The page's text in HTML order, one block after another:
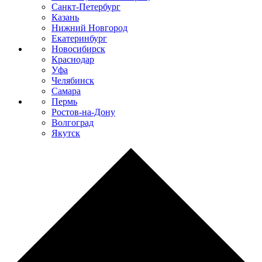
Санкт-Петербург
Казань
Нижний Новгород
Екатеринбург
Новосибирск
Краснодар
Уфа
Челябинск
Самара
Пермь
Ростов-на-Дону
Волгоград
Якутск